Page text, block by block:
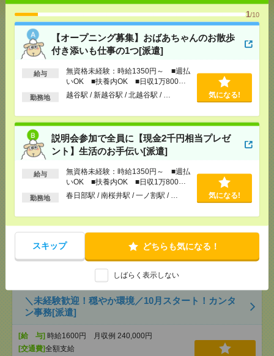
1/10
【オープニング募集】おばあちゃんのお散歩
付き添いも仕事の1つ[派遣]
給与
無資格未経験：時給1350円～ ■週払
いOK ■扶養内OK ■日収1万800円
以上
勤務地 越谷駅 / 新越谷駅 / 北越谷駅 / … 気になる!
説明会参加で全員に【現金2千円相当プレゼ
ント】生活のお手伝い[派遣]
給与
無資格未経験：時給1350円～ ■週払
いOK ■扶養内OK ■日収1万800円
以上
勤務地 春日部駅 / 南桜井駅 / 一ノ割駅 / … 気になる!
スキップ どちらも気になる！
しばらく表示しない
[給 与]無資格未経験：時給1350円～ ■週払い
OK ■扶養内OK ■日収1万800円以上
[交通費]
交通費全額支給
[勤務地] 越谷駅/新越谷駅/北越谷駅/…
気になる！
説明会参加で全員に【現金2千円相当プレゼント】生
活のお手伝い[派遣]
OK ■扶養内OK ■日収1万800円以上
[交通費]
交通費全額支給
[勤務地] 春日部駅 /南桜井駅/ 一ノ割駅/…
気になる！
＼9時～17時×残業なし／飯能駅から徒歩1分！コツコ
ツ事務[派遣]
[月収例]20～25万円
[勤務地]飯能駅から徒歩1分/東飯能駅から徒歩10
気になる！
＼未経験歓迎！穏やか環境／10月スタート！カンタ
ン事務[派遣]
[給 与] 時給1600円 月収例 240,000円
[交通費]全額支給